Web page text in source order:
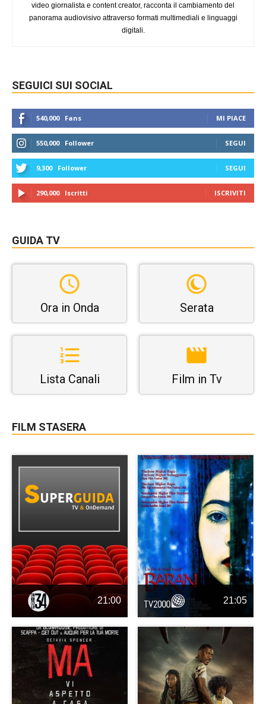
video giornalista e content creator, racconta il cambiamento del
panorama audiovisivo attraverso formati multimediali e linguaggi
digitali.
SEGUICI SUI SOCIAL
540,000 Fans MI PIACE
550,000 Follower SEGUI
9,300 Follower SEGUI
290,000 Iscritti ISCRIVITI
GUIDA TV
Ora in Onda Serata
Lista Canali Film in Tv
FILM STASERA
21:00 21:05